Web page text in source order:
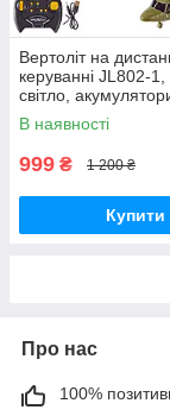
Вертоліт на
керуванні JL802-1,
світло,
В наявності
999 ₴ 1 200 ₴
Купити
Про нас
100%